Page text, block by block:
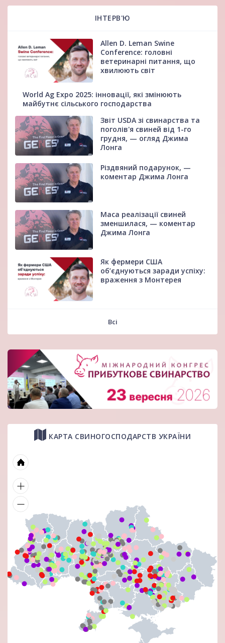
ІНТЕРВ'Ю
Allen D. Leman Swine
Conference: головні
ветеринарні питання, що
хвилюють світ
World Ag Expo 2025: інновації, які змінюють
майбутнє сільського господарства
Звіт USDA зі свинарства та
поголів'я свиней від 1-го
грудня, — огляд Джима
Лонга
Різдвяний подарунок, —
коментар Джима Лонга
Маса реалізації свиней
зменшилася, — коментар
Джима Лонга
Як фермери США
об’єднуються заради успіху:
враження з Монтерея
Всі
КАРТА СВИНОГОСПОДАРСТВ УКРАЇНИ